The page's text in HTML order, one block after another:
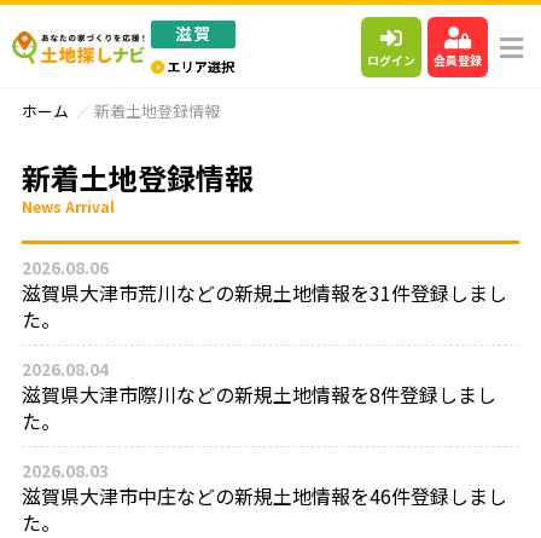
ログイン 会員登録
ホーム 新着土地登録情報
新着土地登録情報
News Arrival
2026.08.06
滋賀県大津市荒川などの新規土地情報を31件登録しまし
た。
2026.08.04
滋賀県大津市際川などの新規土地情報を8件登録しまし
た。
2026.08.03
滋賀県大津市中庄などの新規土地情報を46件登録しまし
た。